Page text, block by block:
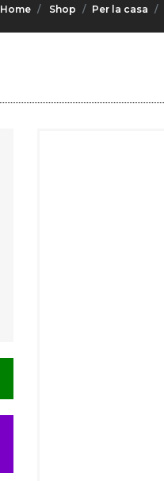
Home Shop Per la casa